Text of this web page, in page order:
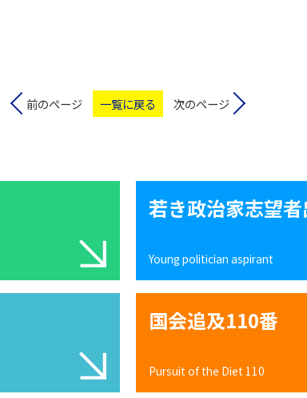
前のページ 一覧に戻る 次のページ
若き政治家志望
Young politician aspirant
国会追及110番
Pursuit of the Diet 110